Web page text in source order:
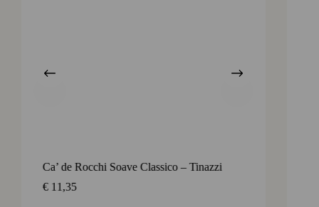
Ca’ de Rocchi Soave Classico – Tinazzi
€ 11,35